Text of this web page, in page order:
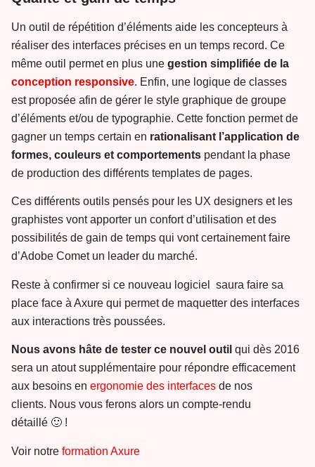
Un outil de répétition d’éléments aide les concepteurs à
réaliser des interfaces précises en un temps record. Ce
même outil permet en plus une gestion simplifiée de la
conception responsive. Enfin, une logique de classes
est proposée afin de gérer le style graphique de groupe
d’éléments et/ou de typographie. Cette fonction permet de
gagner un temps certain en rationalisant l’application de
formes, couleurs et comportements pendant la phase
de production des différents templates de pages.
Ces différents outils pensés pour les UX designers et les
graphistes vont apporter un confort d’utilisation et des
possibilités de gain de temps qui vont certainement faire
d’Adobe Comet un leader du marché.
Reste à confirmer si ce nouveau logiciel saura faire sa
place face à Axure qui permet de maquetter des interfaces
aux interactions très poussées.
Nous avons hâte de tester ce nouvel outil qui dès 2016
sera un atout supplémentaire pour répondre efficacement
aux besoins en ergonomie des interfaces de nos
clients. Nous vous ferons alors un compte-rendu
détaillé 🙂 !
Voir notre formation Axure